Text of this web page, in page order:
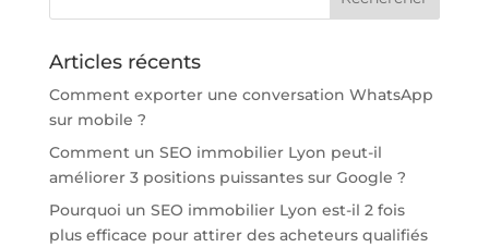
Articles récents
Comment exporter une conversation WhatsApp
sur mobile ?
Comment un SEO immobilier Lyon peut-il
améliorer 3 positions puissantes sur Google ?
Pourquoi un SEO immobilier Lyon est-il 2 fois
plus efficace pour attirer des acheteurs qualifiés